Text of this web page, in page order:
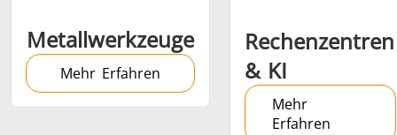
Metallwerkzeuge
Mehr Erfahren
Rechenzentren
& KI
Mehr
Erfahren